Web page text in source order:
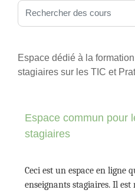
Rechercher des cours
Espace dédié à la
stagiaires sur les TIC et
Espace commun pour
stagiaires
Ceci est un espace en ligne
enseignants stagiaires. Il